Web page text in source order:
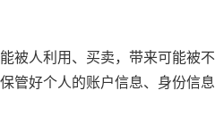
被人利用、买卖，带来可能被
管好个人的账户信息、身份信